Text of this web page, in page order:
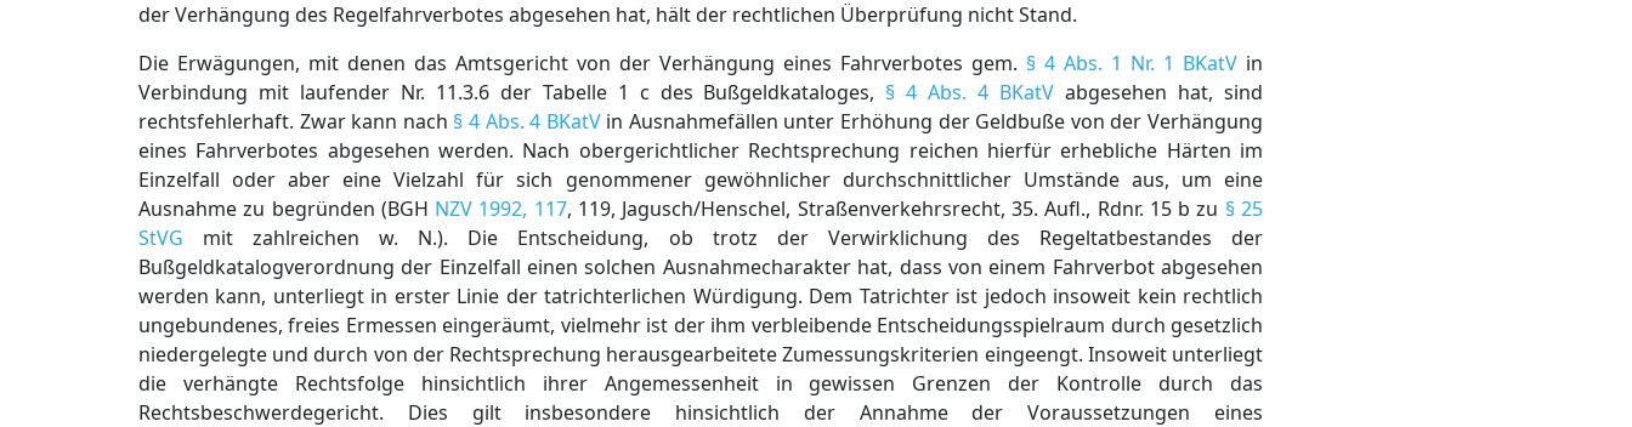
der Verhängung des Regelfahrverbotes abgesehen hat, hält der rechtlichen Überprüfung nicht Stand.
Die Erwägungen, mit denen das Amtsgericht von der Verhängung eines Fahrverbotes gem. § 4 Abs. 1 Nr. 1 BKatV in
Verbindung mit laufender Nr. 11.3.6 der Tabelle 1 c des Bußgeldkataloges, § 4 Abs. 4 BKatV abgesehen hat, sind
rechtsfehlerhaft. Zwar kann nach § 4 Abs. 4 BKatVin Ausnahmefällen unter Erhöhung der Geldbuße von der Verhängung
eines Fahrverbotes abgesehen werden. Nach obergerichtlicher Rechtsprechung reichen hierfür erhebliche Härten im
Einzelfall oder aber eine Vielzahl für sich genommener gewöhnlicher durchschnittlicher Umstände aus, um eine
Ausnahme zu begründen (BGH NZV 1992, 117, 119, Jagusch/Henschel, Straßenverkehrsrecht, 35. Aufl., Rdnr. 15 b zu § 25
StVG mit zahlreichen w. N.). Die Entscheidung, ob trotz der Verwirklichung des Regeltatbestandes der
Bußgeldkatalogverordnung der Einzelfall einen solchen Ausnahmecharakter hat, dass von einem Fahrverbot abgesehen
werden kann, unterliegt in erster Linie der tatrichterlichen Würdigung. Dem Tatrichter ist jedoch insoweit kein rechtlich
ungebundenes, freies Ermessen eingeräumt, vielmehr ist der ihm verbleibende Entscheidungsspielraum durch gesetzlich
niedergelegte und durch von der Rechtsprechung herausgearbeitete Zumessungskriterien eingeengt. Insoweit unterliegt
die verhängte Rechtsfolge hinsichtlich ihrer Angemessenheit in gewissen Grenzen der Kontrolle durch das
Rechtsbeschwerdegericht. Dies gilt insbesondere hinsichtlich der Annahme der Voraussetzungen eines